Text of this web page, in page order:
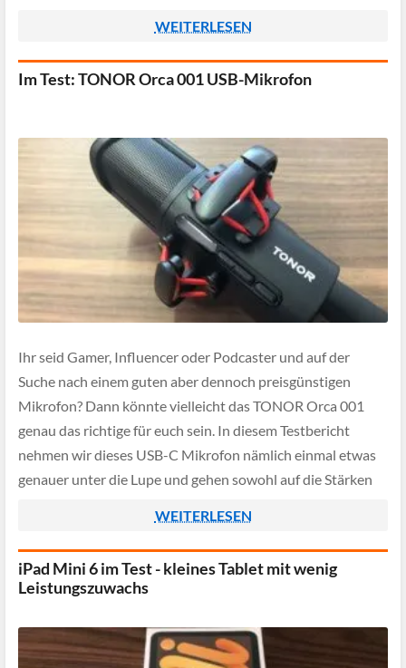
WEITERLESEN
Im Test: TONOR Orca 001 USB-Mikrofon
Ihr seid Gamer, Influencer oder Podcaster und auf der
Suche nach einem guten aber dennoch preisgünstigen
Mikrofon? Dann könnte vielleicht das TONOR Orca 001
genau das richtige für euch sein. In diesem Testbericht
nehmen wir dieses USB-C Mikrofon nämlich einmal etwas
genauer unter die Lupe und gehen sowohl auf die Stärken
WEITERLESEN
iPad Mini 6 im Test - kleines Tablet mit wenig
Leistungszuwachs